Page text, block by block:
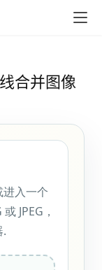
合并图像
入一个
JPEG，
.